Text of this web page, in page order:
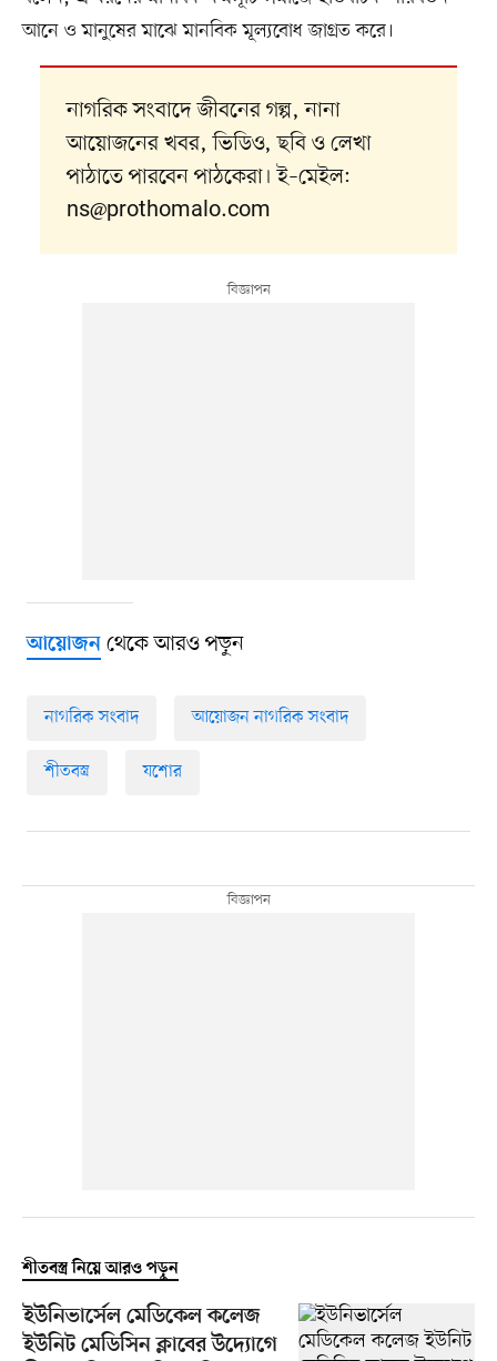
আনে ও মানুষের মাঝে মানবিক মূল্যবোধ জাগ্রত করে।
নাগরিক সংবাদে জীবনের গল্প, নানা
আয়োজনের খবর, ভিডিও, ছবি ও লেখা
পাঠাতে পারবেন পাঠকেরা। ই–মেইল:
ns@prothomalo.com
আয়োজনথেকে আরও পড়ুন
নাগরিক সংবাদ আয়োজন নাগরিক সংবাদ
শীতবস্ত্র যশোর
শীতবস্ত্র নিয়ে আরও পড়ুন
ইউনিভার্সেল মেডিকেল কলেজ
ইউনিট মেডিসিন ক্লাবের উদ্যোগে